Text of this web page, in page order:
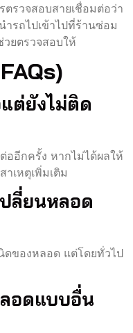
รวจสอบสายเชื่อมต่อว่า
รถไปเข้าไปที่ร้านซ่อม
ยตรวจสอบให้
ต่ยังไม่ติด
อีกครั้ง หากไม่ได้ผลให้
เหตุเพิ่มเติม
ลี่ยนหลอด
ดของหลอด แต่โดยทั่วไป
อดแบบอื่น